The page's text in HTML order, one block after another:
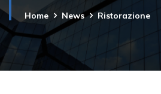
Home News Ristorazione